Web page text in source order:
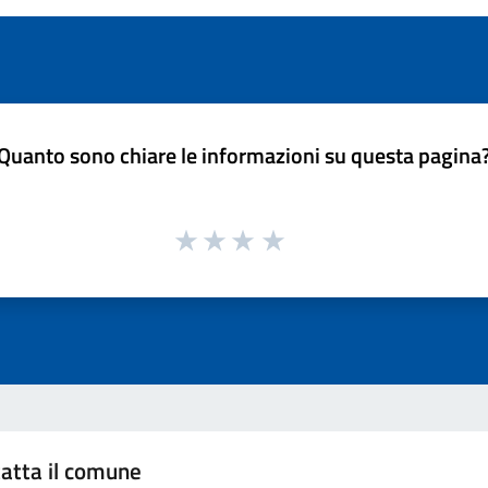
sono chiare le informazioni su questa
il comune